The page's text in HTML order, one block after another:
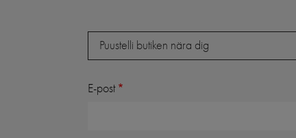
ButikPuustelli butiken nära dig
E-post